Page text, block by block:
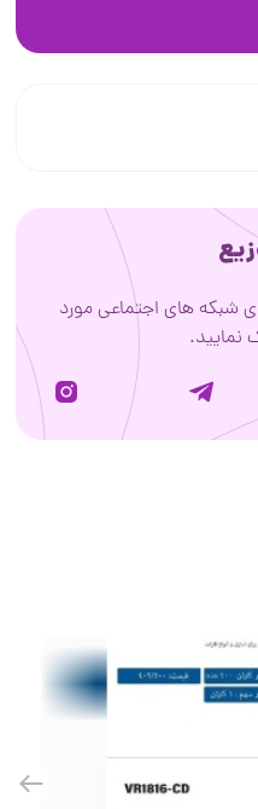
شبکه های اجتماعی مورد
نمایید.